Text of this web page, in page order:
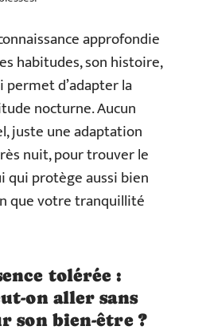
approfondie
habitudes, son histoire,
permet d’adapter la
nocturne. Aucun
juste une adaptation
nuit, pour trouver le
qui protège aussi bien
que votre tranquillité
tolérée :
on aller sans
son bien-être ?